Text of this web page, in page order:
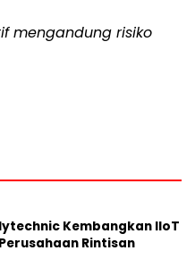
mengandung risiko
Kembangkan IIoT
Rintisan